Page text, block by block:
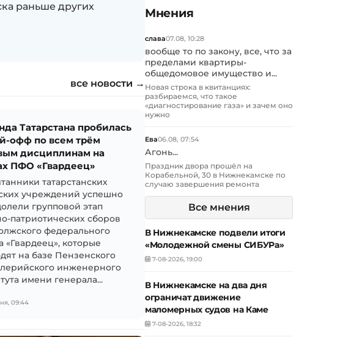
раньше других
все новости →
Татарстана пробилась
офф по всем трём
дисциплинам на
ПФО «Гвардеец»
татарстанских
учреждений успешно
групповой этап
патриотических сборов
федерального
«Гвардеец», которые
на базе Пензенского
инженерного
имени генерала...
09:44
Мнения
слава07.08, 10:28
вообще то по закону, все, что за
пределами квартиры-
общедомовое имущество и...
Новая строка в квитанциях:
разбираемся, что такое
«диагностирование газа» и зачем оно
нужно
Ева06.08, 07:54
Агонь...
Праздник двора прошёл на
Корабельной, 30 в Нижнекамске по
случаю завершения ремонта
Все мнения
В Нижнекамске подвели итоги
«Молодежной смены СИБУРа»
7-08-2026, 19:00
В Нижнекамске на два дня
ограничат движение
маломерных судов на Каме
7-08-2026, 18:32